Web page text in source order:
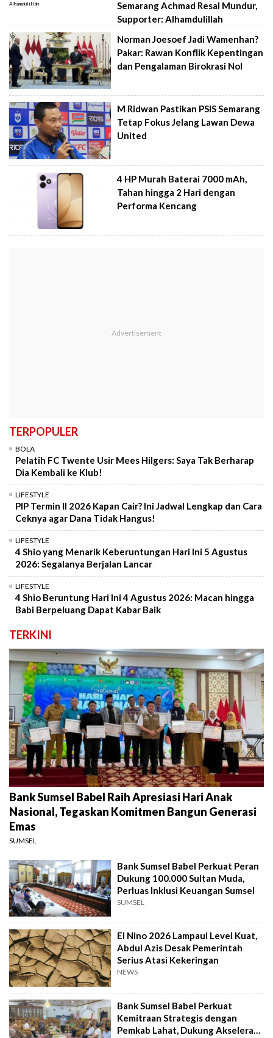
Semarang Achmad Resal Mundur,
Supporter: Alhamdulillah
Norman Joesoef Jadi Wamenhan?
Pakar: Rawan Konflik Kepentingan
dan Pengalaman Birokrasi Nol
M Ridwan Pastikan PSIS Semarang
Tetap Fokus Jelang Lawan Dewa
United
4 HP Murah Baterai 7000 mAh,
Tahan hingga 2 Hari dengan
Performa Kencang
TERPOPULER
BOLA
Pelatih FC Twente Usir Mees Hilgers: Saya Tak Berharap
Dia Kembali ke Klub!
LIFESTYLE
PIP Termin II 2026 Kapan Cair? Ini Jadwal Lengkap dan Cara
Ceknya agar Dana Tidak Hangus!
LIFESTYLE
4 Shio yang Menarik Keberuntungan Hari Ini 5 Agustus
2026: Segalanya Berjalan Lancar
LIFESTYLE
4 Shio Beruntung Hari Ini 4 Agustus 2026: Macan hingga
Babi Berpeluang Dapat Kabar Baik
TERKINI
Bank Sumsel Babel Raih Apresiasi Hari Anak
Nasional, Tegaskan Komitmen Bangun Generasi
Emas
SUMSEL
Bank Sumsel Babel Perkuat Peran
Dukung 100.000 Sultan Muda,
Perluas Inklusi Keuangan Sumsel
SUMSEL
El Nino 2026 Lampaui Level Kuat,
Abdul Azis Desak Pemerintah
Serius Atasi Kekeringan
NEWS
Bank Sumsel Babel Perkuat
Kemitraan Strategis dengan
Pemkab Lahat, Dukung Akselerasi